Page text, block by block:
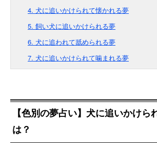
4. 犬に追いかけられて懐かれる夢
5. 飼い犬に追いかけられる夢
6. 犬に追われて舐められる夢
7. 犬に追いかけられて噛まれる夢
【色別の夢占い】犬に追いかけら
は？